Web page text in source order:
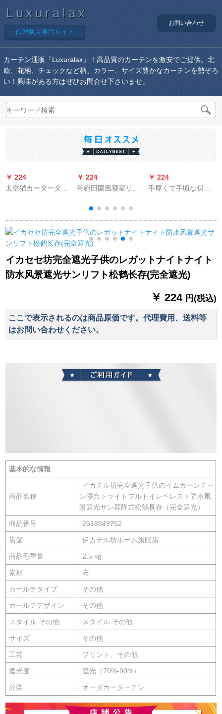
Luxuralax
代理購入専門サイト
お問い合わせ
カーテン通販「Luxuralax」！高品質のカーテンを激安でご提供。北
欧、花柄、チェックなど柄、カラー、サイズ豊かなカーテンを勢ぞろ
い！興味がある方はぜひお問合せ下さいませ。
￥ 224
太空猫カーターター
ヤの绿のツメに合せ
た遮光カーリング寝
室书房扫き出し窓ガ
ラス布-3116-扶苏绿1
メトルトルトルダム
ディーン価格
￥ 224
帝範田園風寝室リビ
トゥーン生地オウタ
テテン（一枚の価格
格）2.5枚*2.7高色備
考（紗＋布フーク）
￥ 224
手厚くて手顷な切り
ングリングリングリ
ングラムラム断热カ
外遮光布の纱料(オー
ダ·カーンは返品で
す。)砕花-米纱
イカセセ坊完全遮光子供のレガットナイトナイト
防水风景遮光サンリフト松鹤长存(完全遮光)
￥ 224 円(税込)
ここで表示されるのは商品原価です。代理費用、送料等
はお問い合わせください。
基本的な情報
商品名称
イカテル坊完全遮光子供のイムカーンテー
ン寝台トライトフルトイレベレスト防水風
景遮光サン昇降式松鶴長存（完全遮光）
商品番号 2618849752
店舗 伊カテル坊ホーム旗艦店
商品毛重量 2.5 kg
素材 布
カールテタイプ その他
カールテデザイン その他
スタイル:その他 スタイル:その他
サイズ その他
工芸 プリント、その他
遮光度 遮光（70%-90%）
分类 オーダカーターテン